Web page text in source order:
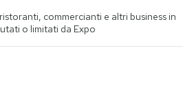
commercianti e altri business in
o limitati da Expo